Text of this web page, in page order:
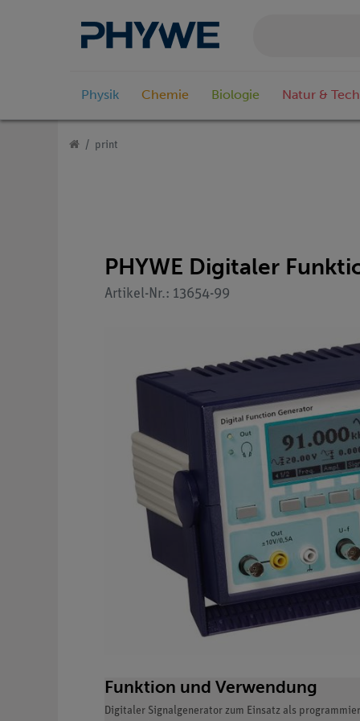
Physik Chemie Biologie Natur &
print
PHYWE Digitaler
Artikel-Nr.: 13654-99
Funktion und Verwendung
Digitaler Signalgenerator zum Einsatz als